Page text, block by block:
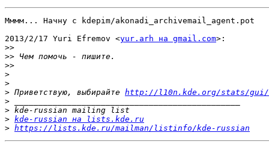
Мммм... Начну с kdepim/akonadi_archivemail_agent.pot
2013/2/17 Yuri Efremov <yur.arh на gmail.com>:
>>
>>
>>
>
>
> Приветствую, выбирайте http://l10n.kde.org/stats/gui/
>
>
> kde-russian на lists.kde.ru
> https://lists.kde.ru/mailman/listinfo/kde-russian